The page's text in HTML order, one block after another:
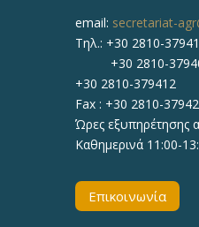
email: secretariat-
Τηλ.: +30 2810-
+30 2810-
+30 2810-379412
Fax : +30 2810-
Ώρες εξυπηρέτησης
Καθημερινά 11:00-
Επικοινωνία